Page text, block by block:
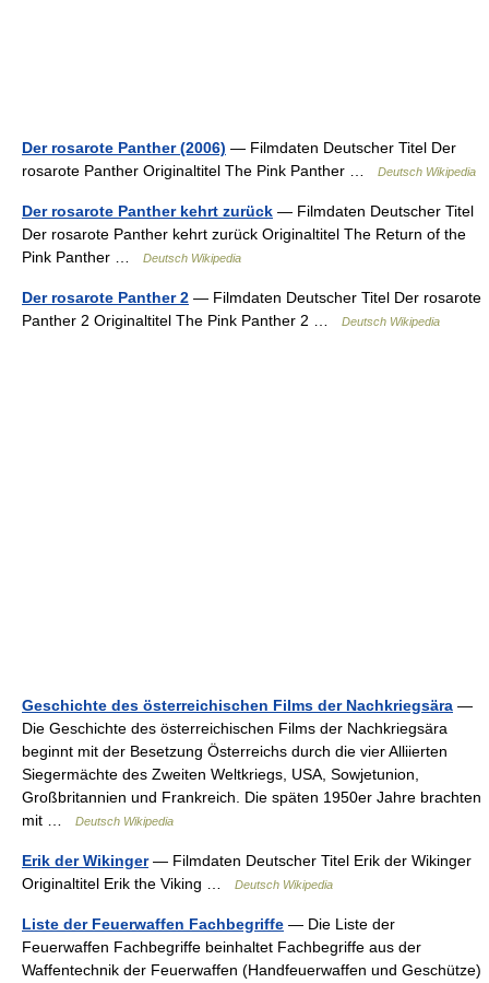
Der rosarote Panther (2006) — Filmdaten Deutscher Titel Der
rosarote Panther Originaltitel The Pink Panther …
Deutsch Wikipedia
Der rosarote Panther kehrt zurück — Filmdaten Deutscher Titel
Der rosarote Panther kehrt zurück Originaltitel The Return of the
Pink Panther …
Deutsch Wikipedia
Der rosarote Panther 2 — Filmdaten Deutscher Titel Der rosarote
Panther 2 Originaltitel The Pink Panther 2 …
Deutsch Wikipedia
Geschichte des österreichischen Films der Nachkriegsära —
Die Geschichte des österreichischen Films der Nachkriegsära
beginnt mit der Besetzung Österreichs durch die vier Alliierten
Siegermächte des Zweiten Weltkriegs, USA, Sowjetunion,
Großbritannien und Frankreich. Die späten 1950er Jahre brachten
mit …
Deutsch Wikipedia
Erik der Wikinger— Filmdaten Deutscher Titel Erik der Wikinger
Originaltitel Erik the Viking …
Deutsch Wikipedia
Liste der Feuerwaffen Fachbegriffe — Die Liste der
Feuerwaffen Fachbegriffe beinhaltet Fachbegriffe aus der
Waffentechnik der Feuerwaffen (Handfeuerwaffen und Geschütze)